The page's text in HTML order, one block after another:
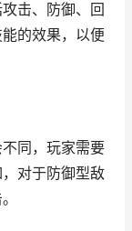
击、防御、回
的效果，以便
同，玩家需要
对于防御型敌